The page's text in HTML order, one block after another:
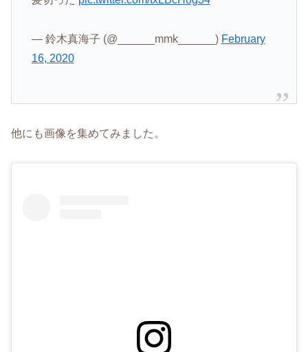
— 鈴木真海子 (@______mmk______) February
16, 2020
他にも画像を集めてみました。